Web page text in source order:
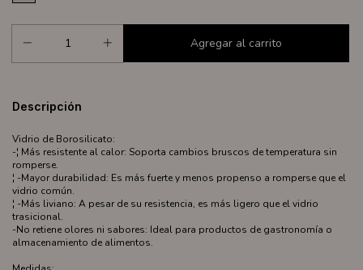
Descripción
Vidrio de Borosilicato:
-¦ Más resistente al calor: Soporta cambios bruscos de temperatura sin
romperse.
¦ -Mayor durabilidad: Es más fuerte y menos propenso a romperse que el
vidrio común.
¦ -Más liviano: A pesar de su resistencia, es más ligero que el vidrio
trasicional.
-No retiene olores ni sabores: Ideal para productos de gastronomía o
almacenamiento de alimentos.